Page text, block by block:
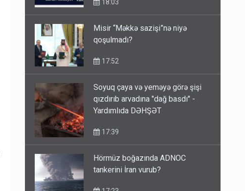
Misir “Məkkə sazişi”nə niyə
Soyuq çaya və yeməyə görə şişi
qızdırıb arvadına "dağ basdı" -
Hörmüz boğazında ADNOC